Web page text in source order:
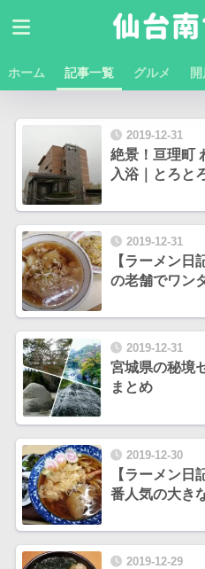
ホーム 記事一覧 グルメ
2019-12-31
絶景！亘理町
入浴｜とろと
2019-12-31
【ラーメン日
の老舗でワン
2019-12-31
宮城県の秘境
まとめ
2019-12-30
【ラーメン日
番人気の大き
2019-12-29